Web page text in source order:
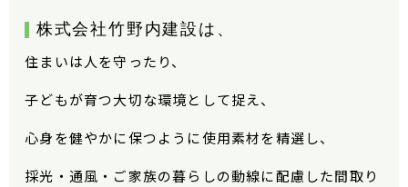
株式会社竹野内建設は、
住まいは人を守ったり、
子どもが育つ大切な環境として捉え、
心身を健やかに保つように使用素材を精選し、
採光・通風・ご家族の暮らしの動線に配慮した間取り